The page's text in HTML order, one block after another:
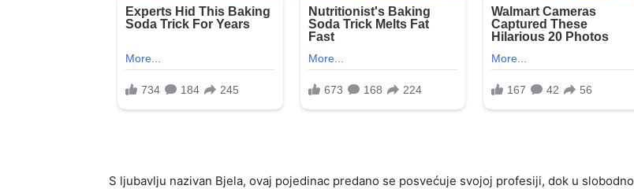
S ljubavlju nazivan Bjela, ovaj pojedinac predano se posvećuje svojoj profesiji, dok u slobodno